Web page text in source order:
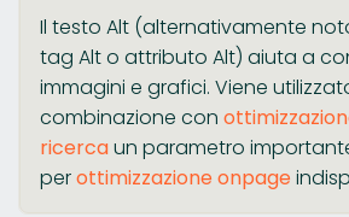
Il testo Alt (alternativamente
tag Alt o attributo Alt) aiuta a
immagini e grafici. Viene
combinazione con
ricercaun parametro
perottimizzazione onpage